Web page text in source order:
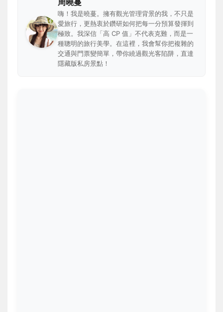
周曉蔓
嗨！我是曉蔓。擁有觀光管理背景的我，不只是
愛旅行，更熱衷於鑽研如何把每一分預算發揮到
極致。我深信「高 CP 值」不代表克難，而是一
種聰明的旅行美學。在這裡，我會幫你把複雜的
交通與門票變簡單，帶你繞過觀光客陷阱，直達
隱藏版私房景點！